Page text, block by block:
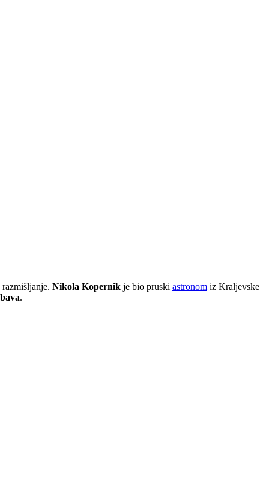
Nikola Kopernik je bio pruski astronom iz Kraljevske
.